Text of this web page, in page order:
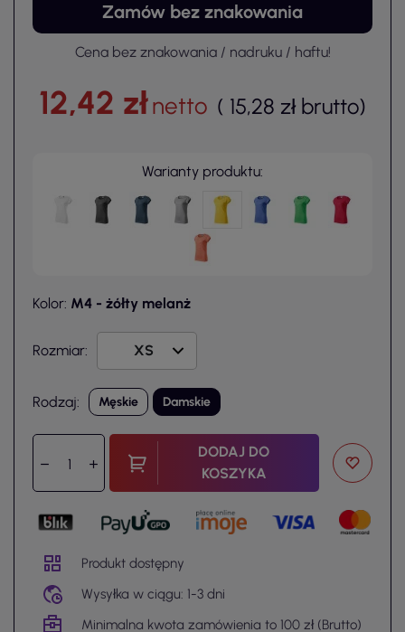
Zamów bez znakowania
Cena bez znakowania / nadruku / haftu!
12,42 złnetto ( 15,28 zł brutto)
Warianty produktu:
Kolor: M4 - żółty melanż
Rozmiar:
Rodzaj: Męskie Damskie
DODAJ DO
KOSZYKA
Produkt dostępny
Wysyłka w ciągu: 1-3 dni
Minimalna kwota zamówienia to 100 zł (Brutto)